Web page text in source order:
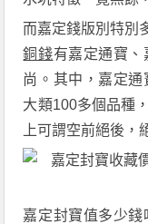
而嘉定錢版別特別
銅錢有嘉定通寶
尚。其中，嘉定
大類100多個品種
上可謂空前絕後，
嘉定封寶值多少